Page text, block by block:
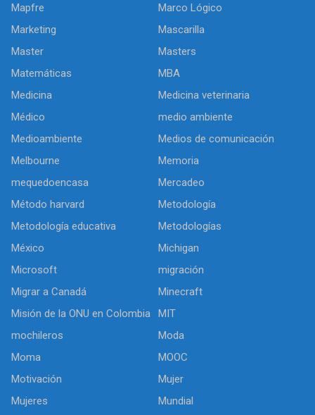
Mapfre
Marco Lógico
Marketing
Mascarilla
Master
Masters
Matemáticas
MBA
Medicina
Medicina veterinaria
Médico
medio ambiente
Medioambiente
Medios de comunicación
Melbourne
Memoria
mequedoencasa
Mercadeo
Método harvard
Metodología
Metodología educativa
Metodologías
México
Michigan
Microsoft
migración
Migrar a Canadá
Minecraft
Misión de la ONU en Colombia
MIT
mochileros
Moda
Moma
MOOC
Motivación
Mujer
Mujeres
Mundial